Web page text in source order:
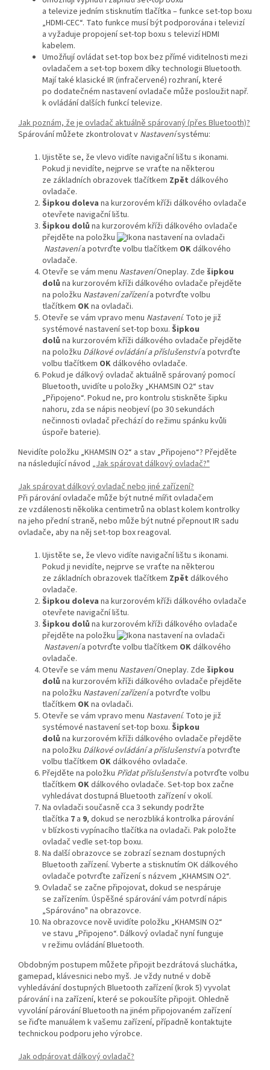
a televize jedním stisknutím tlačítka – funkce set-top boxu
„HDMI-CEC“. Tato funkce musí být podporována i televizí
a vyžaduje propojení set-top boxu s televizí HDMI
kabelem.
Umožňují ovládat set-top box bez přímé viditelnosti mezi
ovladačem a set-top boxem díky technologii Bluetooth.
Mají také klasické IR (infračervené) rozhraní, které
po dodatečném nastavení ovladače může posloužit např.
k ovládání dalších funkcí televize.
Jak poznám, že je ovladač aktuálně spárovaný (přes Bluetooth)?
Spárování můžete zkontrolovat v Nastavenísystému:
Ujistěte se, že vlevo vidíte navigační lištu s ikonami.
Pokud ji nevidíte, nejprve se vraťte na některou
ze základních obrazovek tlačítkem Zpět dálkového
ovladače.
Šipkou doleva na kurzorovém kříži dálkového ovladače
otevřete navigační lištu.
Šipkou dolů na kurzorovém kříži dálkového ovladače
přejděte na položku
Nastavenía potvrďte volbu tlačítkem OKdálkového
ovladače.
Otevře se vám menu NastaveníOneplay. Zde šipkou
dolů na kurzorovém kříži dálkového ovladače přejděte
na položku Nastavení zařízenía potvrďte volbu
tlačítkem OKna ovladači.
Otevře se vám vpravo menu Nastavení. Toto je již
systémové nastavení set-top boxu. Šipkou
dolů na kurzorovém kříži dálkového ovladače přejděte
na položku Dálkové ovládání a příslušenstvía potvrďte
volbu tlačítkem OKdálkového ovladače.
Pokud je dálkový ovladač aktuálně spárovaný pomocí
Bluetooth, uvidíte u položky „KHAMSIN O2“ stav
„Připojeno“. Pokud ne, pro kontrolu stiskněte šipku
nahoru, zda se nápis neobjeví (po 30 sekundách
nečinnosti ovladač přechází do režimu spánku kvůli
úspoře baterie).
Nevidíte položku „KHAMSIN O2“ a stav „Připojeno“? Přejděte
na následující návod „Jak spárovat dálkový ovladač?"
Jak spárovat dálkový ovladač nebo jiné zařízení?
Při párování ovladače může být nutné mířit ovladačem
ze vzdálenosti několika centimetrů na oblast kolem kontrolky
na jeho přední straně, nebo může být nutné přepnout IR sadu
ovladače, aby na něj set-top box reagoval.
Ujistěte se, že vlevo vidíte navigační lištu s ikonami.
Pokud ji nevidíte, nejprve se vraťte na některou
ze základních obrazovek tlačítkem Zpět dálkového
ovladače.
Šipkou doleva na kurzorovém kříži dálkového ovladače
otevřete navigační lištu.
Šipkou dolů na kurzorovém kříži dálkového ovladače
přejděte na položku
Nastavenía potvrďte volbu tlačítkem OKdálkového
ovladače.
Otevře se vám menu NastaveníOneplay. Zde šipkou
dolů na kurzorovém kříži dálkového ovladače přejděte
na položku Nastavení zařízenía potvrďte volbu
tlačítkem OKna ovladači.
Otevře se vám vpravo menu Nastavení. Toto je již
systémové nastavení set-top boxu. Šipkou
dolů na kurzorovém kříži dálkového ovladače přejděte
na položku Dálkové ovládání a příslušenstvía potvrďte
volbu tlačítkem OKdálkového ovladače.
Přejděte na položku Přidat příslušenstvía potvrďte volbu
tlačítkem OKdálkového ovladače. Set-top box začne
vyhledávat dostupná Bluetooth zařízení v okolí.
Na ovladači současně cca 3 sekundy podržte
tlačítka 7 a 9, dokud se nerozbliká kontrolka párování
v blízkosti vypínacího tlačítka na ovladači. Pak položte
ovladač vedle set-top boxu.
Na další obrazovce se zobrazí seznam dostupných
Bluetooth zařízení. Vyberte a stisknutím OK dálkového
ovladače potvrďte zařízení s názvem „KHAMSIN O2“.
Ovladač se začne připojovat, dokud se nespáruje
se zařízením. Úspěšné spárování vám potvrdí nápis
„Spárováno" na obrazovce.
Na obrazovce nově uvidíte položku „KHAMSIN O2“
ve stavu „Připojeno“. Dálkový ovladač nyní funguje
v režimu ovládání Bluetooth.
Obdobným postupem můžete připojit bezdrátová sluchátka,
gamepad, klávesnici nebo myš. Je vždy nutné v době
vyhledávání dostupných Bluetooth zařízení (krok 5) vyvolat
párování i na zařízení, které se pokoušíte připojit. Ohledně
vyvolání párování Bluetooth na jiném připojovaném zařízení
se řiďte manuálem k vašemu zařízení, případně kontaktujte
technickou podporu jeho výrobce.
Jak odpárovat dálkový ovladač?